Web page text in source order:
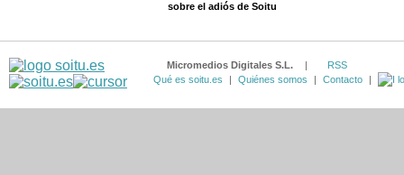
sobre el adiós de Soitu
Micromedios Digitales S.L. |
RSS
Qué es soitu.es
| Quiénes somos | Contacto |